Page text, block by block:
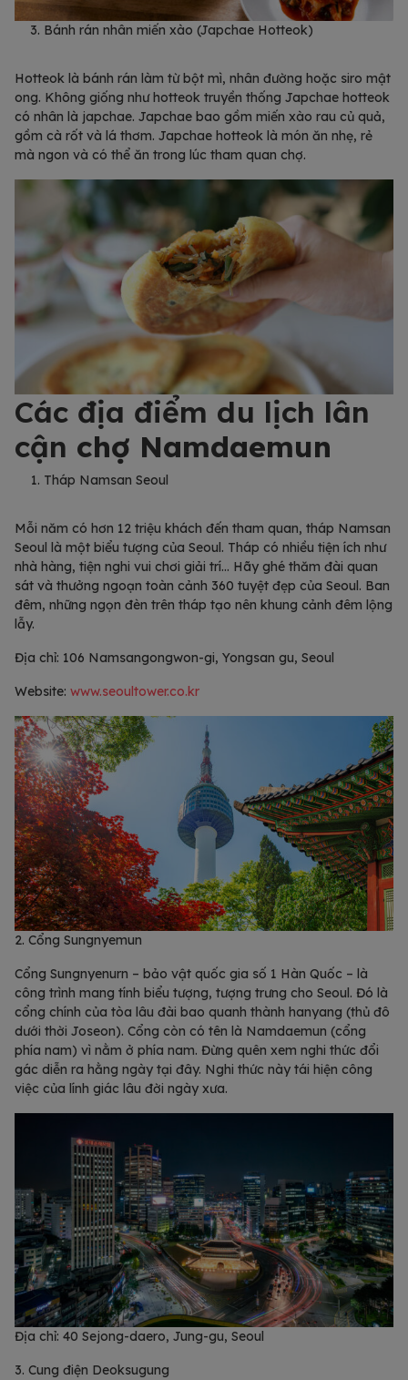
Bánh rán nhân miến xào (Japchae Hotteok)
Hotteok là bánh rán làm từ bột mì, nhân đường hoặc siro mật
ong. Không giống như hotteok truyền thống Japchae hotteok
có nhân là japchae. Japchae bao gồm miến xào rau củ quả,
gồm cà rốt và lá thơm. Japchae hotteok là món ăn nhẹ, rẻ
mà ngon và có thể ăn trong lúc tham quan chợ.
Các địa điểm du lịch lân
cận chợ Namdaemun
Tháp Namsan Seoul
Mỗi năm có hơn 12 triệu khách đến tham quan, tháp Namsan
Seoul là một biểu tượng của Seoul. Tháp có nhiều tiện ích như
nhà hàng, tiện nghi vui chơi giải trí… Hãy ghé thăm đài quan
sát và thưởng ngoạn toàn cảnh 360 tuyệt đẹp của Seoul. Ban
đêm, những ngọn đèn trên tháp tạo nên khung cảnh đêm lộng
lẫy.
Địa chỉ: 106 Namsangongwon-gi, Yongsan gu, Seoul
Website: www.seoultower.co.kr
2. Cổng Sungnyemun
Cổng Sungnyenurn – bảo vật quốc gia số 1 Hàn Quốc – là
công trình mang tính biểu tượng, tượng trưng cho Seoul. Đó là
cổng chính của tòa lâu đài bao quanh thành hanyang (thủ đô
dưới thời Joseon). Cổng còn có tên là Namdaemun (cổng
phía nam) vì nằm ở phía nam. Đừng quên xem nghi thức đổi
gác diễn ra hằng ngày tại đây. Nghi thức này tái hiện công
việc của lính giác lâu đời ngày xưa.
Địa chỉ: 40 Sejong-daero, Jung-gu, Seoul
3. Cung điện Deoksugung